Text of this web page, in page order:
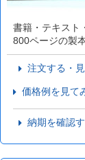
書籍・テキスト
800ページの製
注文する・
価格例を見て
納期を確認